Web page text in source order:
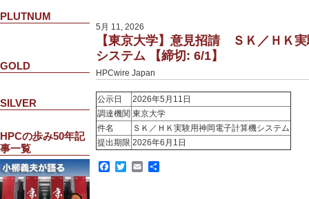
PLUTNUM
GOLD
SILVER
HPCの歩み50年記
事一覧
5月 11, 2026
【東京大学】意見招請 ＳＫ／ＨＫ
システム 【締切: 6/1】
HPCwire Japan
公示日
2026年5月11日
調達機関 東京大学
件名
ＳＫ／ＨＫ実験用神岡電子計算機システム
提出期限 2026年6月1日
Facebook
TwitterEmail
共